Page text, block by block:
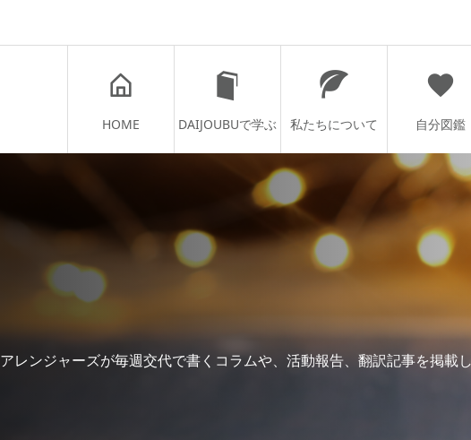
HOME DAIJOUBUで学ぶ 私たちについて 自分図鑑
アレンジャーズが毎週交代で書くコラムや、活動報告、翻訳記事を掲載